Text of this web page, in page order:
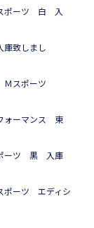
ポーツ 白 入
致しまし
スポーツ
ォーマンス 東
ーツ 黒 入庫
ーツ エディシ